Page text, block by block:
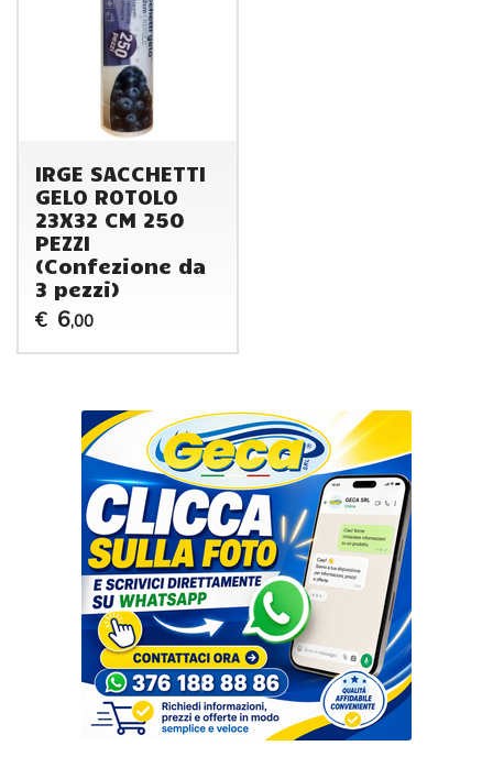
IRGE SACCHETTI
GELO ROTOLO
23X32 CM 250
PEZZI
(Confezione da
3 pezzi)
€ 6,00